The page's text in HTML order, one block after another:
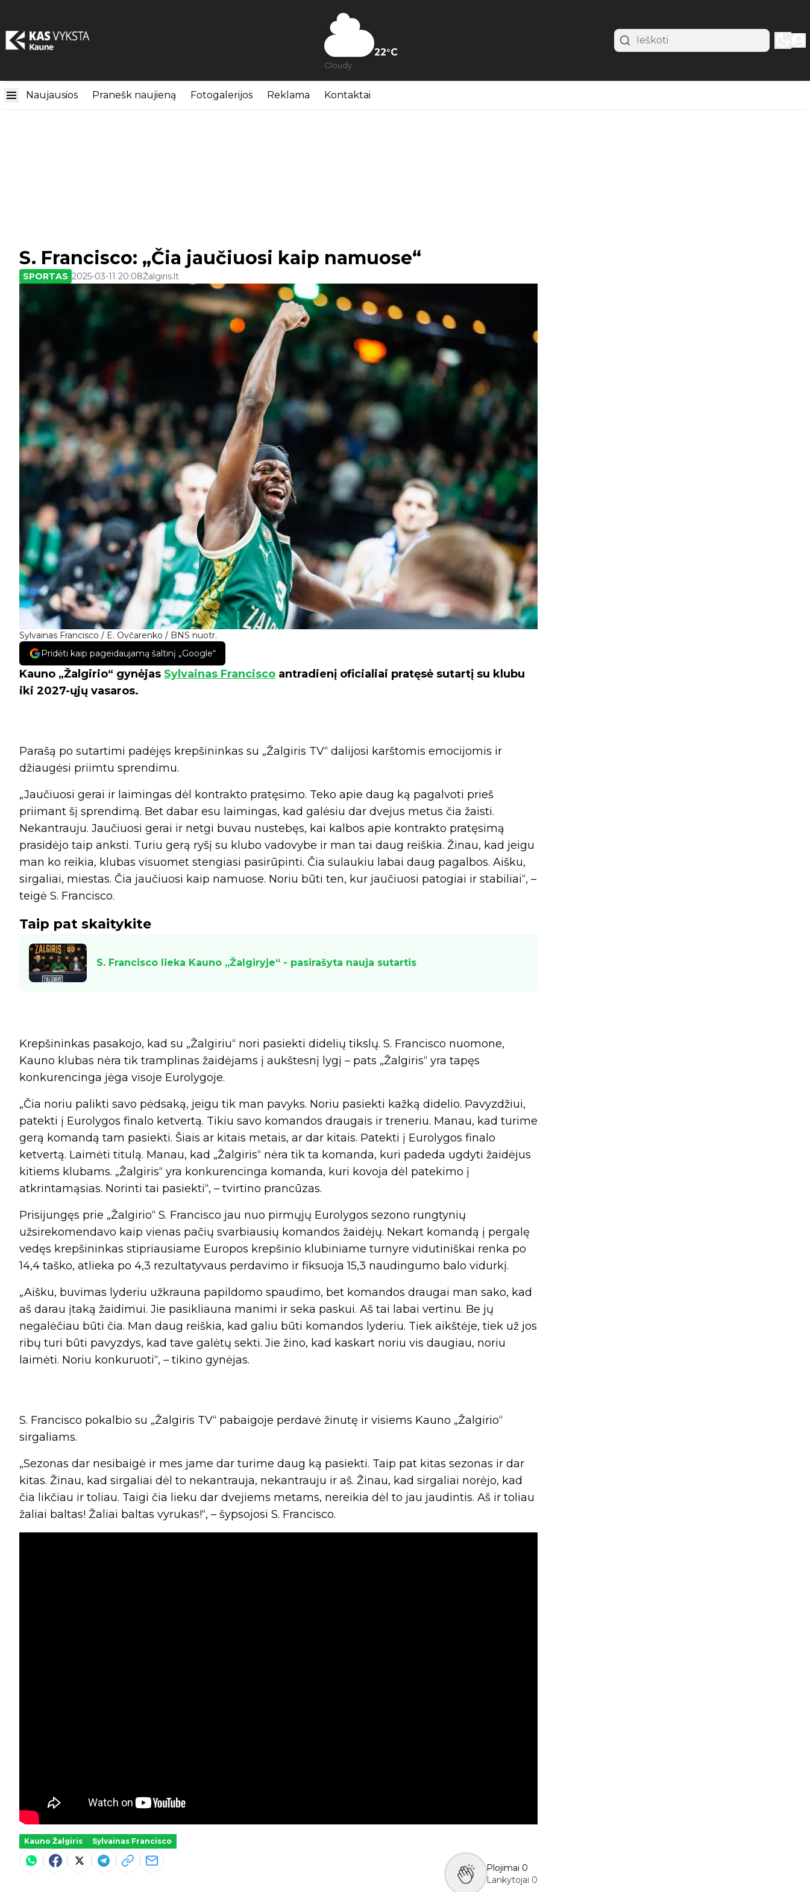
22°C
Cloudy
Naujausios Pranešk naujieną Fotogalerijos Reklama Kontaktai
Sylvainas Francisco / E. Ovčarenko / BNS nuotr.
S. Francisco: „Čia jaučiuosi kaip namuose“
SPORTAS 2025-03-11 20:08Žalgiris.lt
Pridėti kaip pageidaujamą šaltinį „Google“
Kauno „Žalgirio“ gynėjas Sylvainas Francisco antradienį oficialiai pratęsė sutartį su klubu
iki 2027-ųjų vasaros.
Parašą po sutartimi padėjęs krepšininkas su „Žalgiris TV“ dalijosi karštomis emocijomis ir
džiaugėsi priimtu sprendimu.
„Jaučiuosi gerai ir laimingas dėl kontrakto pratęsimo. Teko apie daug ką pagalvoti prieš
priimant šį sprendimą. Bet dabar esu laimingas, kad galėsiu dar dvejus metus čia žaisti.
Nekantrauju. Jaučiuosi gerai ir netgi buvau nustebęs, kai kalbos apie kontrakto pratęsimą
prasidėjo taip anksti. Turiu gerą ryšį su klubo vadovybe ir man tai daug reiškia. Žinau, kad jeigu
man ko reikia, klubas visuomet stengiasi pasirūpinti. Čia sulaukiu labai daug pagalbos. Aišku,
sirgaliai, miestas. Čia jaučiuosi kaip namuose. Noriu būti ten, kur jaučiuosi patogiai ir stabiliai“, –
teigė S. Francisco.
Taip pat skaitykite
S. Francisco lieka Kauno „Žalgiryje“ - pasirašyta nauja sutartis
Krepšininkas pasakojo, kad su „Žalgiriu“ nori pasiekti didelių tikslų. S. Francisco nuomone,
Kauno klubas nėra tik tramplinas žaidėjams į aukštesnį lygį – pats „Žalgiris“ yra tapęs
konkurencinga jėga visoje Eurolygoje.
„Čia noriu palikti savo pėdsaką, jeigu tik man pavyks. Noriu pasiekti kažką didelio. Pavyzdžiui,
patekti į Eurolygos finalo ketvertą. Tikiu savo komandos draugais ir treneriu. Manau, kad turime
gerą komandą tam pasiekti. Šiais ar kitais metais, ar dar kitais. Patekti į Eurolygos finalo
ketvertą. Laimėti titulą. Manau, kad „Žalgiris“ nėra tik ta komanda, kuri padeda ugdyti žaidėjus
kitiems klubams. „Žalgiris“ yra konkurencinga komanda, kuri kovoja dėl patekimo į
atkrintamąsias. Norinti tai pasiekti“, – tvirtino prancūzas.
Prisijungęs prie „Žalgirio“ S. Francisco jau nuo pirmųjų Eurolygos sezono rungtynių
užsirekomendavo kaip vienas pačių svarbiausių komandos žaidėjų. Nekart komandą į pergalę
vedęs krepšininkas stipriausiame Europos krepšinio klubiniame turnyre vidutiniškai renka po
14,4 taško, atlieka po 4,3 rezultatyvaus perdavimo ir fiksuoja 15,3 naudingumo balo vidurkį.
„Aišku, buvimas lyderiu užkrauna papildomo spaudimo, bet komandos draugai man sako, kad
aš darau įtaką žaidimui. Jie pasikliauna manimi ir seka paskui. Aš tai labai vertinu. Be jų
negalėčiau būti čia. Man daug reiškia, kad galiu būti komandos lyderiu. Tiek aikštėje, tiek už jos
ribų turi būti pavyzdys, kad tave galėtų sekti. Jie žino, kad kaskart noriu vis daugiau, noriu
laimėti. Noriu konkuruoti“, – tikino gynėjas.
S. Francisco pokalbio su „Žalgiris TV“ pabaigoje perdavė žinutę ir visiems Kauno „Žalgirio“
sirgaliams.
„Sezonas dar nesibaigė ir mes jame dar turime daug ką pasiekti. Taip pat kitas sezonas ir dar
kitas. Žinau, kad sirgaliai dėl to nekantrauja, nekantrauju ir aš. Žinau, kad sirgaliai norėjo, kad
čia likčiau ir toliau. Taigi čia lieku dar dvejiems metams, nereikia dėl to jau jaudintis. Aš ir toliau
žaliai baltas! Žaliai baltas vyrukas!“, – šypsojosi S. Francisco.
Kauno Žalgiris Sylvainas Francisco
Plojimai 0
Lankytojai 0